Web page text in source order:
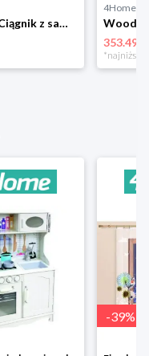
Woody Ciągnik z samochodami wyścigowymi, 27 x 8 x 11 cm
4Home
353.49 zł
-39%